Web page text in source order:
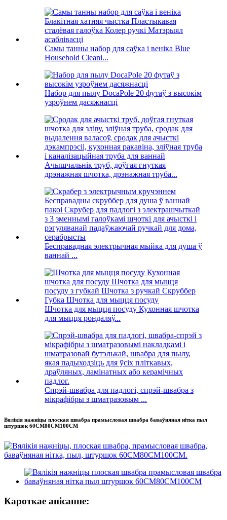
Самы танны набор для саўка і веніка Blue
Household Cleani...
Набор для пылу DocaPole 20 футаў з высокім
узроўнем дасяжнасці
Ачышчальнік труб, доўгая гнуткая
дрэнажная шчотка, дрэнажная труба...
Бесправадная электрычная мыйка для душа ў
ваннай ...
Шчотка для мыцця посуду Кухонная шчотка
для мыцця рондаляў...
Спрэй-швабра для падлогі, спрэй-швабра з
мікрафібры з шматразовым ...
Вялікія нажніцы плоская швабра прамысловая швабра баваўняная нітка пыл
штуршок 60CM80CM100CM
Кароткае апісанне: